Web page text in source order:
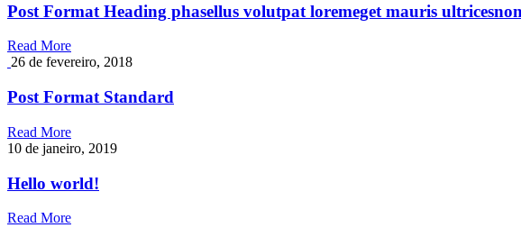
Post Format Heading phasellus volutpat loremeget mauris
Read More
26 de fevereiro, 2018
Post Format Standard
Read More
10 de janeiro, 2019
Hello world!
Read More